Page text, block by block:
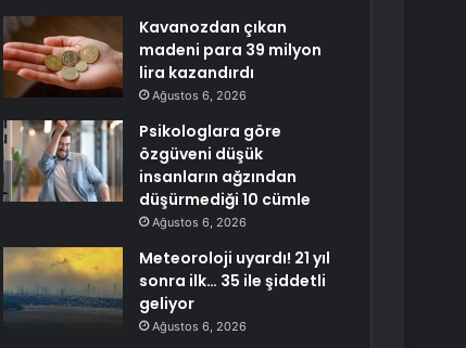
Kavanozdan çıkan
madeni para 39 milyon
lira kazandırdı
Ağustos 6, 2026
Psikologlara göre
özgüveni düşük
insanların ağzından
düşürmediği 10 cümle
Ağustos 6, 2026
Meteoroloji uyardı! 21 yıl
sonra ilk… 35 ile şiddetli
geliyor
Ağustos 6, 2026